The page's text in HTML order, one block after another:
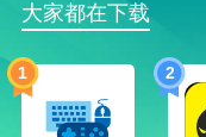
只需要使用手机号
保存到服务器，而
软件亮点：
大家都在下载
1 2